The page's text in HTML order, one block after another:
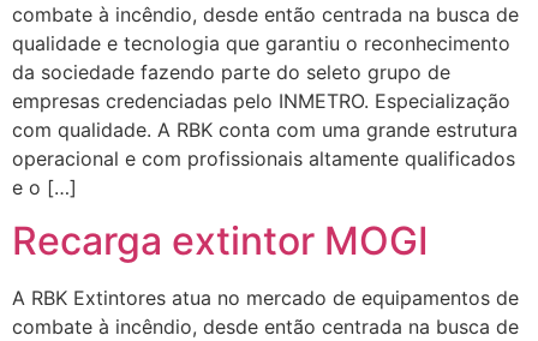
combate à incêndio, desde então centrada na busca de
qualidade e tecnologia que garantiu o reconhecimento
da sociedade fazendo parte do seleto grupo de
empresas credenciadas pelo INMETRO. Especialização
com qualidade. A RBK conta com uma grande estrutura
operacional e com profissionais altamente qualificados
e o […]
Recarga extintor MOGI
A RBK Extintores atua no mercado de equipamentos de
combate à incêndio, desde então centrada na busca de